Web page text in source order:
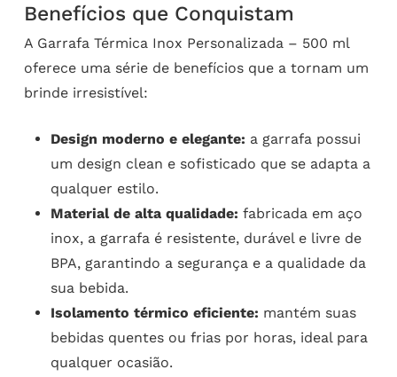
Benefícios que Conquistam
A Garrafa Térmica Inox Personalizada – 500 ml
oferece uma série de benefícios que a tornam um
brinde irresistível:
Design moderno e elegante: a garrafa possui
um design clean e sofisticado que se adapta a
qualquer estilo.
Material de alta qualidade: fabricada em aço
inox, a garrafa é resistente, durável e livre de
BPA, garantindo a segurança e a qualidade da
sua bebida.
Isolamento térmico eficiente: mantém suas
bebidas quentes ou frias por horas, ideal para
qualquer ocasião.